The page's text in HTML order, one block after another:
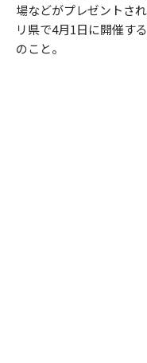
場などがプレゼントさ
リ県で4月1日に開催す
のこと。